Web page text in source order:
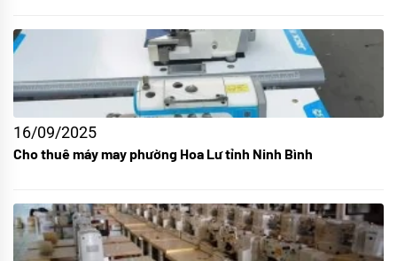
16/09/2025
Cho thuê máy may phường Hoa Lư tỉnh Ninh Bình